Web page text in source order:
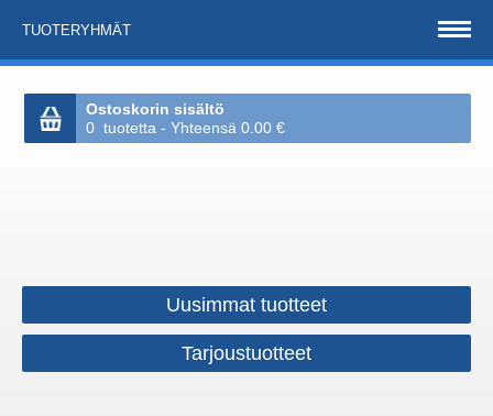
TUOTERYHMÄT
Ostoskorin sisältö
0 tuotetta - Yhteensä 0.00 €
Uusimmat tuotteet
Tarjoustuotteet